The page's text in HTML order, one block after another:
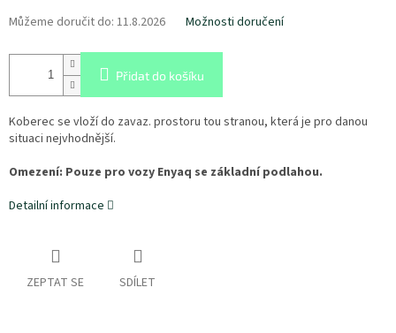
Můžeme doručit do: 11.8.2026 Možnosti doručení
Přidat do košíku
Koberec se vloží do zavaz. prostoru tou stranou, která je pro danou
situaci nejvhodnější.
Omezení: Pouze pro vozy Enyaq se základní podlahou.
Detailní informace
ZEPTAT SE SDÍLET